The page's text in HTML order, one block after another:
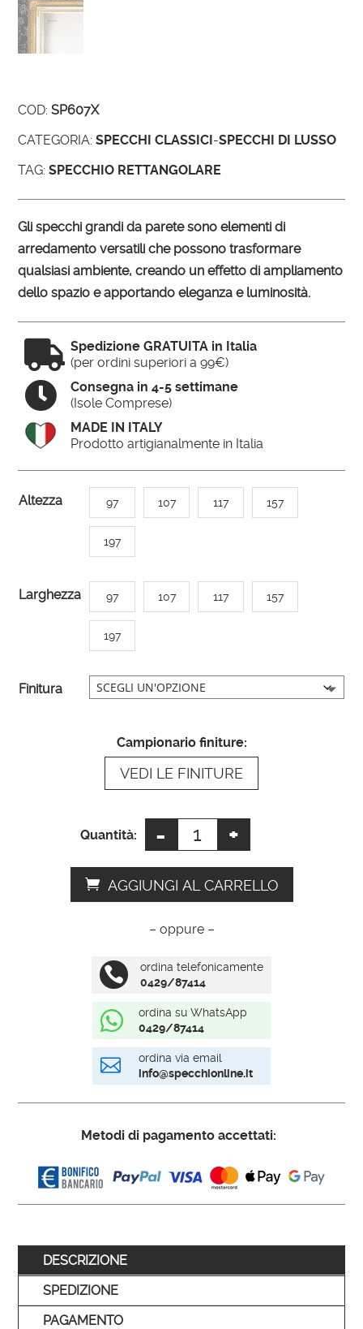
COD:SP607X
CATEGORIA:SPECCHI CLASSICI -SPECCHI DI LUSSO
TAG:SPECCHIO RETTANGOLARE
Gli specchi grandi da parete sono elementi di
arredamento versatili che possono trasformare
qualsiasi ambiente, creando un effetto di ampliamento
dello spazio e apportando eleganza e luminosità.
 Spedizione GRATUITA in Italia
(per ordini superiori a 99€)

Consegna in 4-5 settimane
(Isole Comprese)
MADE IN ITALY
Prodotto artigianalmente in Italia
Altezza 97 107 117 157
197
Larghezza 97 107 117 157
197
Finitura
Campionario finiture:
VEDI LE FINITURE
Quantità: -
Specchio
grande
parete
+
AGGIUNGI AL CARRELLO
A
r
v
– oppure –

ordina telefonicamente
0429/87414

ordina su WhatsApp
0429/87414

ordina via email
info@specchionline.it
Metodi di pagamento accettati:
DESCRIZIONE
SPEDIZIONE
PAGAMENTO